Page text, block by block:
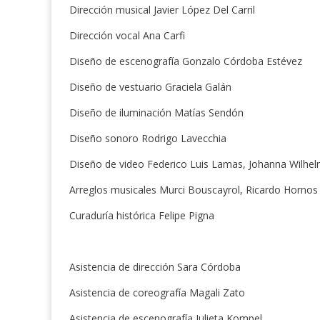
Dirección musical Javier López Del Carril
Dirección vocal Ana Carfi
Diseño de escenografía Gonzalo Córdoba Estévez
Diseño de vestuario Graciela Galán
Diseño de iluminación Matías Sendón
Diseño sonoro Rodrigo Lavecchia
Diseño de video Federico Luis Lamas, Johanna
Arreglos musicales Murci Bouscayrol, Ricardo Hornos
Curaduría histórica Felipe Pigna
Asistencia de dirección Sara Córdoba
Asistencia de coreografía Magali Zato